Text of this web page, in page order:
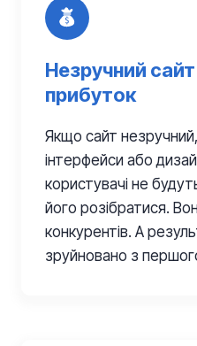
Незручний сайт
прибуток
Якщо сайт
інтерфейси або
користувачі не
його розібратися.
конкурентів. А
зруйновано з